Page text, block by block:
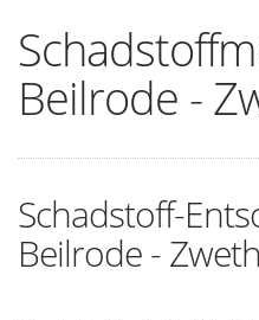
Beilrode -
Schadstoff-
Beilrode -